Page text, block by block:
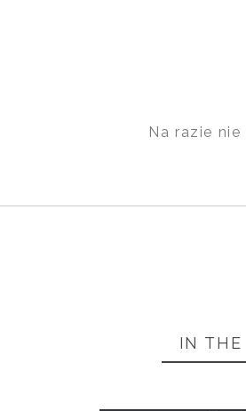
Na razie
IN THE